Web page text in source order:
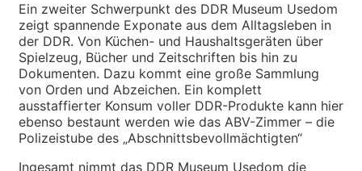
Ein zweiter Schwerpunkt des DDR Museum Usedom
zeigt spannende Exponate aus dem Alltagsleben in
der DDR. Von Küchen- und Haushaltsgeräten über
Spielzeug, Bücher und Zeitschriften bis hin zu
Dokumenten. Dazu kommt eine große Sammlung
von Orden und Abzeichen. Ein komplett
ausstaffierter Konsum voller DDR-Produkte kann hier
ebenso bestaunt werden wie das ABV-Zimmer – die
Polizeistube des „Abschnittsbevollmächtigten“
Ingesamt nimmt das DDR Museum Usedom die